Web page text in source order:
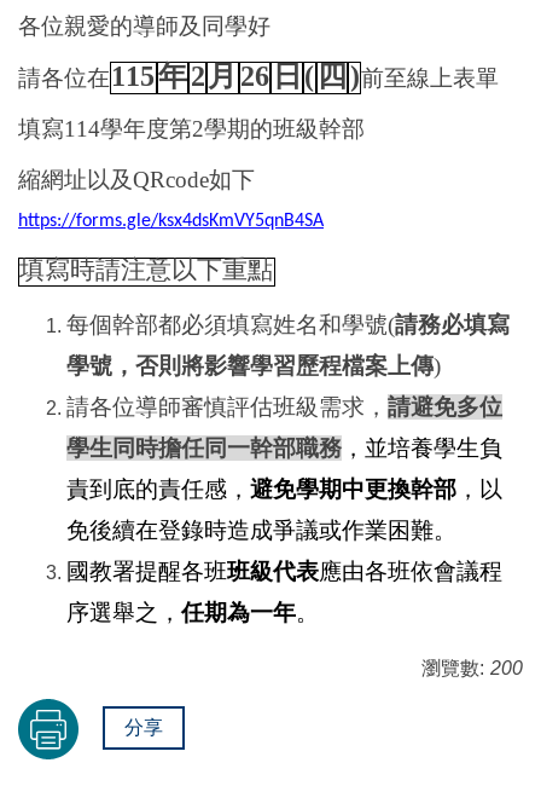
各位親愛的導師及同學好
請各位在115年2 月 26 日 ( 四 )前至線上表單
填寫114學年度第2學期的班級幹部
縮網址以及QRcode如下
https://forms.gle/ksx4dsKmVY5qnB4SA
填寫時請注意以下重點
每個幹部都必須填寫姓名和學號(請務必填寫
學號，否則將影響學習歷程檔案上傳)
請各位導師審慎評估班級需求， 請避免多位
學生同時擔任同一幹部職務 ，並培養學生負
責到底的責任感， 避免學期中更換幹部 ，以
免後續在登錄時造成爭議或作業困難。
國教署提醒各班班級代表應由各班依會議程
序選舉之，任期為一年。
瀏覽數: 200
分享